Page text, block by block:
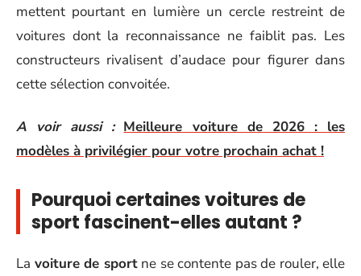
mettent pourtant en lumière un cercle restreint de
voitures dont la reconnaissance ne faiblit pas. Les
constructeurs rivalisent d’audace pour figurer dans
cette sélection convoitée.
A voir aussi : Meilleure voiture de 2026 : les
modèles à privilégier pour votre prochain achat !
Pourquoi certaines voitures de
sport fascinent-elles autant ?
La voiture de sportne se contente pas de rouler, elle